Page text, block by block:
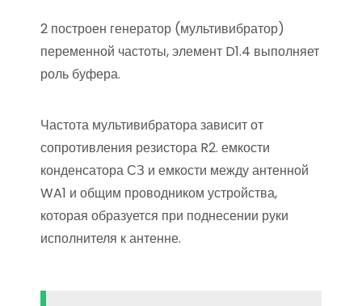
2 построен генератор (мультивибратор)
переменной частоты, элемент D1.4 выполняет
роль буфера.
Частота мультивибратора зависит от
сопротивления резистора R2. емкости
конденсатора СЗ и емкости между антенной
WA1 и общим проводником устройства,
которая образуется при поднесении руки
исполнителя к антенне.